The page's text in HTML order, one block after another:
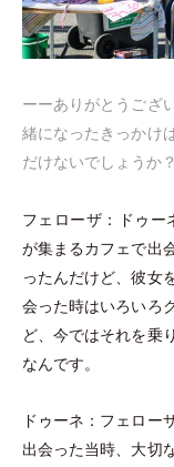
ーーありがとうござ
緒になったきっかけ
だけないでしょうか？
フェローザ：ドゥー
が集まるカフェで出
ったんだけど、彼女
会った時はいろいろ
ど、今ではそれを乗
なんです。
ドゥーネ：フェロー
出会った当時、大切